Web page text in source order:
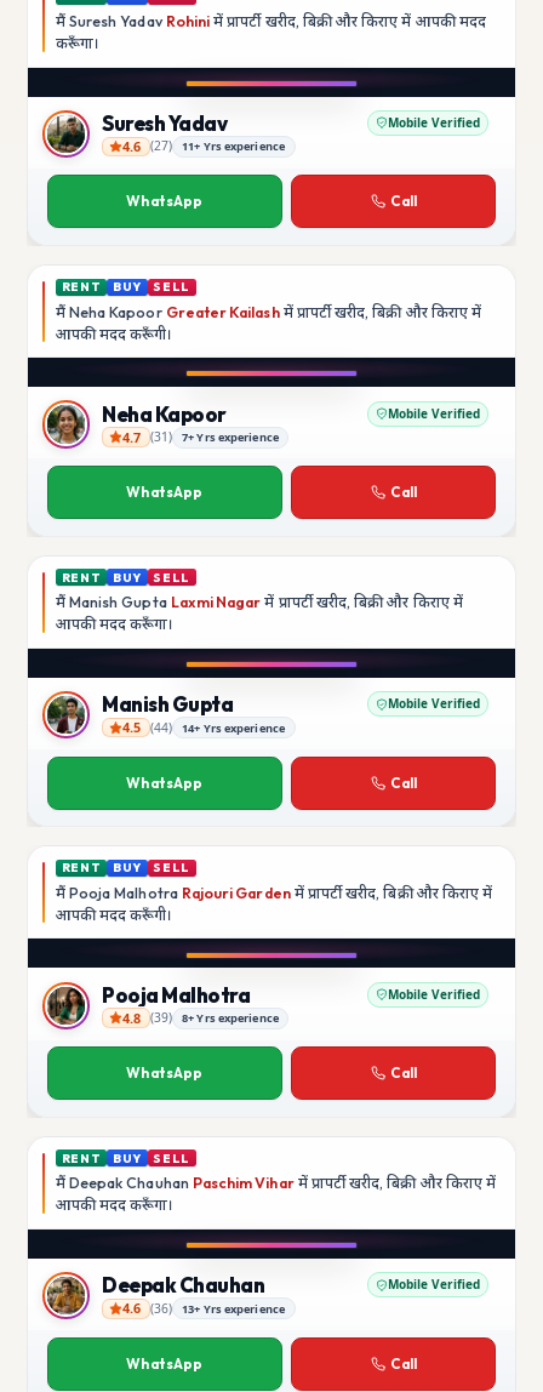
मैं Suresh Yadav Rohini में प्रापर्टी खरीद, बिक्री और किराए में आपकी मदद
करूँगा।
Suresh Yadav
Suresh Yadav Mobile Verified
4.6 (27) 11+ Yrs experience
WhatsApp Call
RENT BUY SELL
मैं Neha Kapoor Greater Kailashमें प्रापर्टी खरीद, बिक्री और किराए में
आपकी मददकरूँगी।
Neha Kapoor
Neha Kapoor Mobile Verified
4.7 (31) 7+ Yrs experience
WhatsApp Call
RENT BUY SELL
मैं Manish Gupta Laxmi Nagar में प्रापर्टी खरीद, बिक्री और किराए में
आपकी मददकरूँगा।
Manish Gupta
Manish Gupta Mobile Verified
4.5 (44) 14+ Yrs experience
WhatsApp Call
RENT BUY SELL
मैं Pooja Malhotra Rajouri Gardenमें प्रापर्टी खरीद, बिक्री और किराए में
आपकी मददकरूँगी।
Pooja Malhotra
Pooja Malhotra Mobile Verified
4.8 (39) 8+ Yrs experience
WhatsApp Call
RENT BUY SELL
मैं Deepak Chauhan Paschim Viharमें प्रापर्टी खरीद, बिक्री और किराए में
आपकी मददकरूँगा।
Deepak Chauhan
Deepak Chauhan Mobile Verified
4.6 (36) 13+ Yrs experience
WhatsApp Call